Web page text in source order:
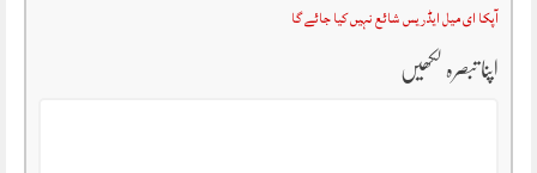
آپکا ای میل ایڈریس شائع نہیں کیا جائے گا
اپنا تبصرہ لکھیں